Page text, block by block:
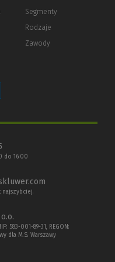
Segmenty
Rodzaje
Zawody
do 16:00
583-001-89-31, REGON:
dla M.S. Warszawy